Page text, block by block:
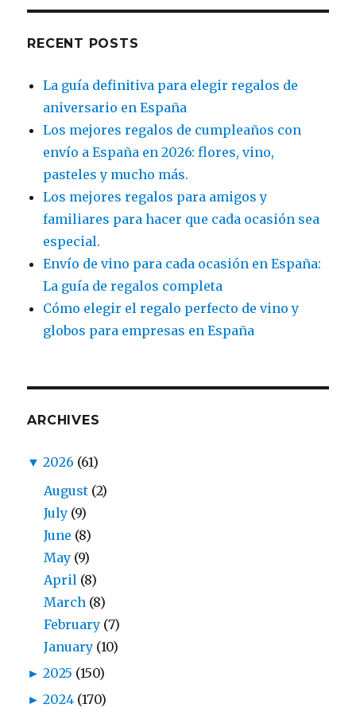
RECENT POSTS
La guía definitiva para elegir regalos de
aniversario en España
Los mejores regalos de cumpleaños con
envío a España en 2026: flores, vino,
pasteles y mucho más.
Los mejores regalos para amigos y
familiares para hacer que cada ocasión sea
especial.
Envío de vino para cada ocasión en España:
La guía de regalos completa
Cómo elegir el regalo perfecto de vino y
globos para empresas en España
ARCHIVES
▼ 2026 (61)
August (2)
July (9)
June (8)
May (9)
April (8)
March (8)
February (7)
January (10)
► 2025 (150)
► 2024 (170)